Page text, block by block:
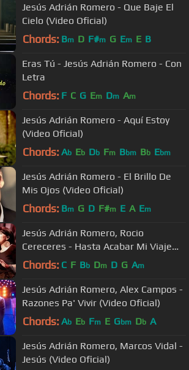
Jesús Adrián Romero - Que Baje El
Cielo (Video Oficial)
Chords: Bm D F#m G Em E B
Eras Tú - Jesús Adrián Romero - Con
Letra
Chords: F C G Em Dm Am
Jesús Adrián Romero - Aquí Estoy
(Video Oficial)
Chords: Ab Eb Db Fm Bbm Bb Ebm
Jesús Adrián Romero - El Brillo De
Mis Ojos (Video Oficial)
Chords: Bm G D F#m E A Em
Jesús Adrián Romero, Rocio
Cereceres - Hasta Acabar Mi Viaje
(Video Oficial)
Chords: C F Bb Dm D G Am
Jesús Adrián Romero, Alex Campos -
Razones Pa' Vivir (Video Oficial)
Chords: Ab Eb Fm E Gbm Db A
Jesús Adrián Romero, Marcos Vidal -
Jesús (Video Oficial)